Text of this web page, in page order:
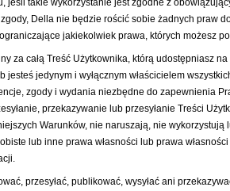
jeśli takie wykorzystanie jest zgodne z
Della nie będzie rościć sobie żadnych praw
jakiekolwiek prawa, których możesz
za całą Treść Użytkownika, którą udostępniasz
jesteś jedynym i wyłącznym właścicielem
zgody i wydania niezbędne do zapewnienia
przekazywanie lub przesyłanie Treści
Warunków, nie naruszają, nie
lub inne prawa własności lub prawa
przesyłać, publikować, wysyłać ani